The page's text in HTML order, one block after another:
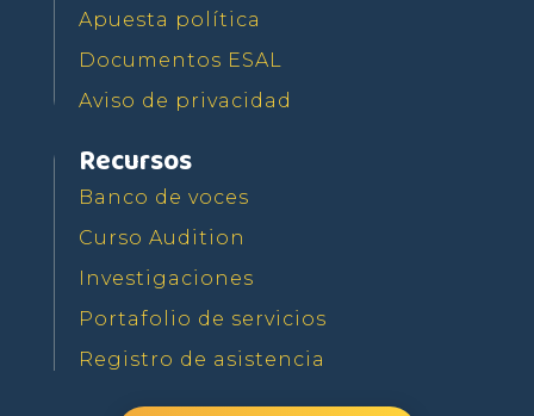
Apuesta política
Documentos ESAL
Aviso de privacidad
Recursos
Banco de voces
Curso Audition
Investigaciones
Portafolio de servicios
Registro de asistencia